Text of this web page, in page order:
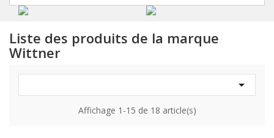
Liste des produits de la marque
Wittner

Affichage 1-15 de 18 article(s)